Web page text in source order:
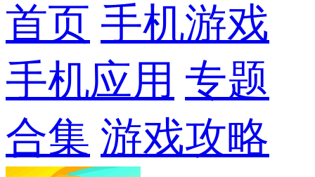
首页 手机游戏
手机应用 专题
合集 游戏攻略